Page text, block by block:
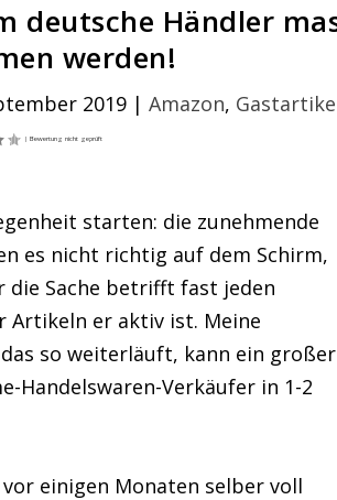
deutsche Händler
werden!
2019 |Amazon,
starten: die zunehmende
es nicht richtig auf dem Schirm,
die Sache betrifft fast jeden
Artikeln er aktiv ist. Meine
so weiterläuft, kann ein großer
Handelswaren-Verkäufer in 1-2
einigen Monaten selber voll